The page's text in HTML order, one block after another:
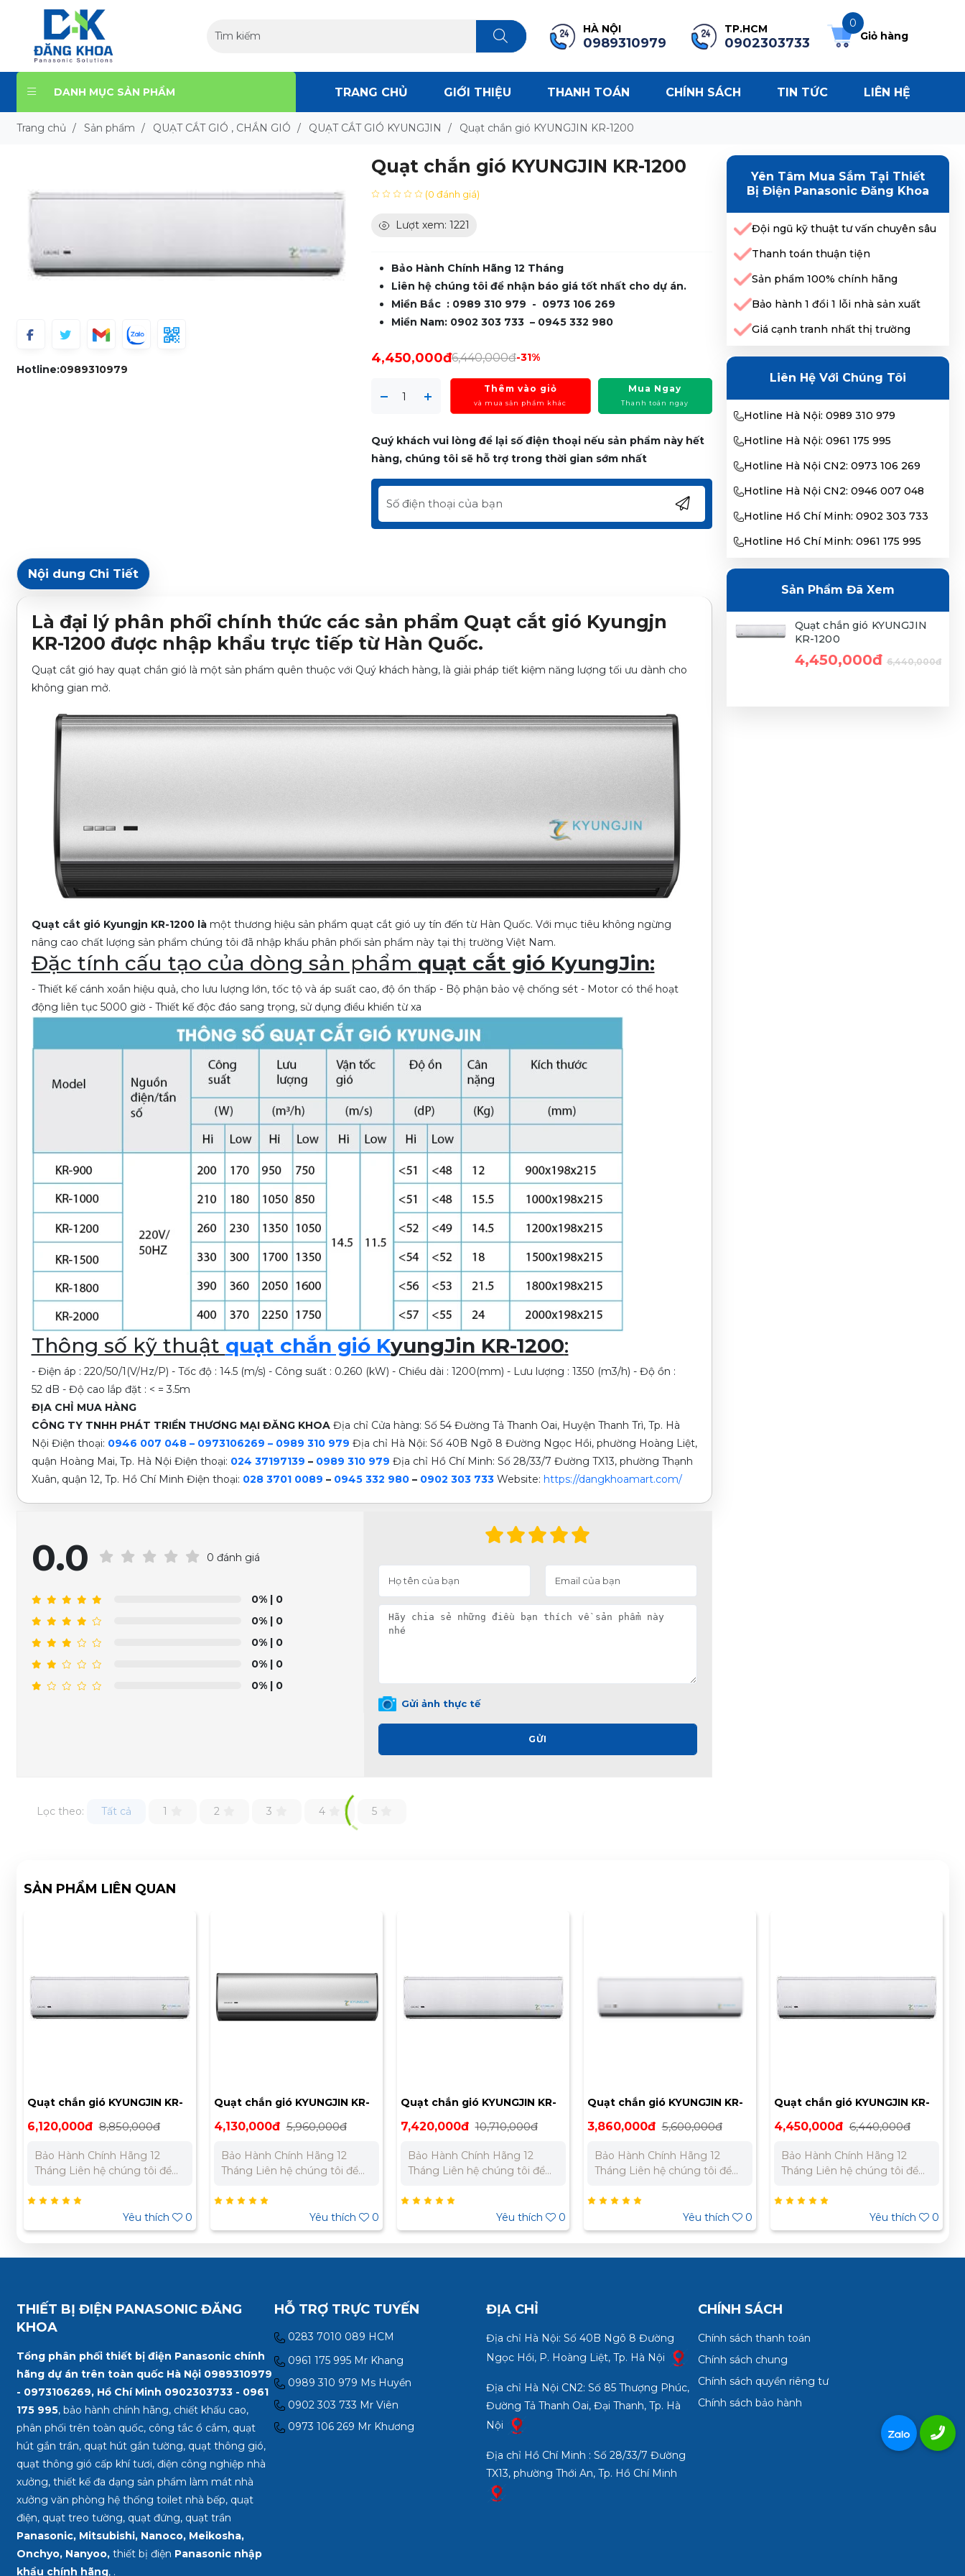
HÀ NỘI
0989310979
TP.HCM
0902303733
0
Giỏ hàng
DANH MỤC SẢN PHẨM TRANG CHỦ GIỚI THIỆU THANH TOÁN CHÍNH SÁCH TIN TỨC LIÊN HỆ
Trang chủ / Sản phẩm / QUẠT CẮT GIÓ , CHẮN GIÓ / QUẠT CẮT GIÓ KYUNGJIN / Quạt chắn gió KYUNGJIN KR-1200
Hotline:0989310979
Quạt chắn gió KYUNGJIN KR-1200
(0 đánh giá)
Lượt xem: 1221
Bảo Hành Chính Hãng 12 Tháng
Liên hệ chúng tôi để nhận báo giá tốt nhất cho dự án.
Miền Bắc : 0989 310 979 - 0973 106 269
Miền Nam: 0902 303 733 – 0945 332 980
4,450,000đ6,440,000đ-31%
Thêm vào giỏ
và mua sản phẩm khác
Mua Ngay
Thanh toán ngay
Quý khách vui lòng để lại số điện thoại nếu sản phẩm này hết
hàng, chúng tôi sẽ hỗ trợ trong thời gian sớm nhất
Nội dung Chi Tiết
Là đại lý phân phối chính thức các sản phẩm Quạt cắt gió Kyungjn
KR-1200 được nhập khẩu trực tiếp từ Hàn Quốc.
Quạt cắt gió hay quạt chắn gió là một sản phẩm quên thuộc với Quý khách hàng, là giải pháp tiết kiệm năng lượng tối ưu dành cho
không gian mở.
Quạt cắt gió Kyungjn KR-1200 là một thương hiệu sản phẩm quạt cắt gió uy tín đến từ Hàn Quốc. Với mục tiêu không ngừng
nâng cao chất lượng sản phẩm chúng tôi đã nhập khẩu phân phối sản phẩm này tại thị trường Việt Nam.
Đặc tính cấu tạo của dòng sản phẩm quạt cắt gió KyungJin:
- Thiết kế cánh xoắn hiệu quả, cho lưu lượng lớn, tốc tộ và áp suất cao, độ ồn thấp - Bộ phận bảo vệ chống sét - Motor có thể hoạt
động liên tục 5000 giờ - Thiết kế độc đáo sang trọng, sử dụng điều khiển từ xa
Thông số kỹ thuật quạt chắn gió KyungJin KR-1200:
- Điện áp : 220/50/1(V/Hz/P) - Tốc độ : 14.5 (m/s) - Công suất : 0.260 (kW) - Chiều dài : 1200(mm) - Lưu lượng : 1350 (m3/h) - Độ ồn :
52 dB - Độ cao lắp đặt : < = 3.5m
ĐỊA CHỈ MUA HÀNG
CÔNG TY TNHH PHÁT TRIỂN THƯƠNG MẠI ĐĂNG KHOA Địa chỉ Cửa hàng: Số 54 Đường Tả Thanh Oai, Huyện Thanh Trì, Tp. Hà
Nội Điện thoại: 0946 007 048 – 0973106269 – 0989 310 979 Địa chỉ Hà Nội: Số 40B Ngõ 8 Đường Ngọc Hồi, phường Hoàng Liệt,
quận Hoàng Mai, Tp. Hà Nội Điện thoại: 024 37197139 – 0989 310 979 Địa chỉ Hồ Chí Minh: Số 28/33/7 Đường TX13, phường Thạnh
Xuân, quận 12, Tp. Hồ Chí Minh Điện thoại: 028 3701 0089 – 0945 332 980– 0902 303 733 Website: https://dangkhoamart.com/
0.0 0 đánh giá
0%| 0
0%| 0
0%| 0
0%| 0
0%| 0
Gửi ảnh thực tế
GỬI
Lọc theo: Tất cả 1 2 3 4 5
Yên Tâm Mua Sắm Tại Thiết
Bị Điện Panasonic Đăng Khoa
Đội ngũ kỹ thuật tư vấn chuyên sâu
Thanh toán thuận tiện
Sản phẩm 100% chính hãng
Bảo hành 1 đổi 1 lỗi nhà sản xuất
Giá cạnh tranh nhất thị trường
Liên Hệ Với Chúng Tôi
Hotline Hà Nội: 0989 310 979
Hotline Hà Nội: 0961 175 995
Hotline Hà Nội CN2: 0973 106 269
Hotline Hà Nội CN2: 0946 007 048
Hotline Hồ Chí Minh: 0902 303 733
Hotline Hồ Chí Minh: 0961 175 995
Sản Phẩm Đã Xem
Quạt chắn gió KYUNGJIN
KR-1200
4,450,000đ 6,440,000đ
SẢN PHẨM LIÊN QUAN
Quạt chắn gió KYUNGJIN KR-
1500
6,120,000đ 8,850,000đ
Bảo Hành Chính Hãng 12
Tháng Liên hệ chúng tôi để
án. Miền Bắc : 0989 310 979
0902 303 733 – 0945 332
Yêu thích 0
Quạt chắn gió KYUNGJIN KR-
1000
4,130,000đ 5,960,000đ
Bảo Hành Chính Hãng 12
Tháng Liên hệ chúng tôi để
án. Miền Bắc : 0989 310 979
0902 303 733 – 0945 332
Yêu thích 0
Quạt chắn gió KYUNGJIN KR-
1800
7,420,000đ 10,710,000đ
Bảo Hành Chính Hãng 12
Tháng Liên hệ chúng tôi để
án. Miền Bắc : 0989 310 979
0902 303 733 – 0945 332
Yêu thích 0
Quạt chắn gió KYUNGJIN KR-
900
3,860,000đ 5,600,000đ
Bảo Hành Chính Hãng 12
Tháng Liên hệ chúng tôi để
án. Miền Bắc : 0989 310 979
0902 303 733 – 0945 332
Yêu thích 0
Quạt chắn gió KYUNGJIN KR-
1200
4,450,000đ 6,440,000đ
Bảo Hành Chính Hãng 12
Tháng Liên hệ chúng tôi để
án. Miền Bắc : 0989 310 979
0902 303 733 – 0945 332
Yêu thích 0
THIẾT BỊ ĐIỆN PANASONIC ĐĂNG
KHOA
Tổng phân phối thiết bị điện Panasonic chính
hãng dự án trên toàn quốc Hà Nội 0989310979
- 0973106269, Hồ Chí Minh 0902303733 - 0961
175 995, bảo hành chính hãng, chiết khấu cao,
phân phối trên toàn quốc, công tắc ổ cắm, quạt
hút gắn trần, quạt hút gắn tường, quạt thông gió,
quạt thông gió cấp khí tươi, điện công nghiệp nhà
xưởng, thiết kế đa dạng sản phẩm làm mát nhà
xưởng văn phòng hệ thống toilet nhà bếp, quạt
điện, quạt treo tường, quạt đứng, quạt trần
Panasonic, Mitsubishi, Nanoco, Meikosha,
Onchyo, Nanyoo,thiết bị điện Panasonic nhập
khẩu chính hãng, .
HỖ TRỢ TRỰC TUYẾN
0283 7010 089 HCM
0961 175 995 Mr Khang
0989 310 979 Ms Huyền
0902 303 733 Mr Viên
0973 106 269 Mr Khương
ĐỊA CHỈ
Địa chỉ Hà Nội: Số 40B Ngõ 8 Đường
Ngọc Hồi, P. Hoàng Liệt, Tp. Hà Nội
Địa chỉ Hà Nội CN2: Số 85 Thượng Phúc,
Đường Tả Thanh Oai, Đại Thanh, Tp. Hà
Nội
Địa chỉ Hồ Chí Minh : Số 28/33/7 Đường
TX13, phường Thới An, Tp. Hồ Chí Minh
CHÍNH SÁCH
Chính sách thanh toán
Chính sách chung
Chính sách quyền riêng tư
Chính sách bảo hành